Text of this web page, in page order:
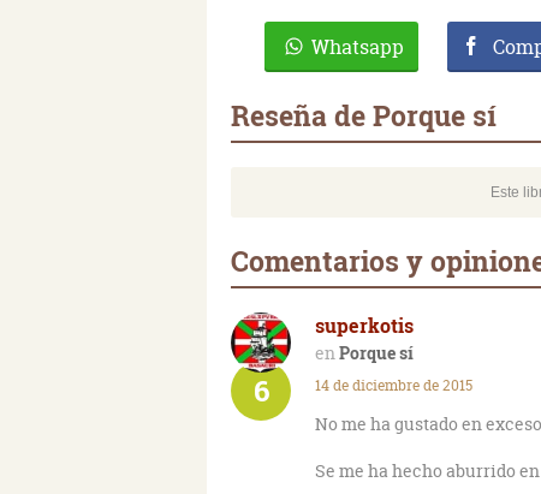
Whatsapp
Reseña de Porque sí
Este
Comentarios y
superkotis
Porque sí
6 14 de diciembre de 2015
No me ha gustado en
Se me ha hecho aburrido